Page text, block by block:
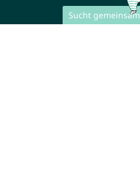
Sucht gemeinsam